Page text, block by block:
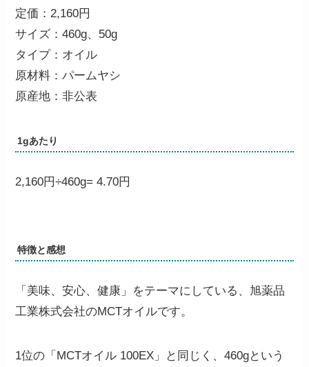
定価：2,160円
サイズ：460g、50g
タイプ：オイル
原材料：パームヤシ
原産地：非公表
1gあたり
2,160円÷460g=4.70円
特徴と感想
「美味、安心、健康」をテーマにしている、旭薬品
工業株式会社のMCTオイルです。
1位の「MCTオイル 100EX」と同じく、460gという